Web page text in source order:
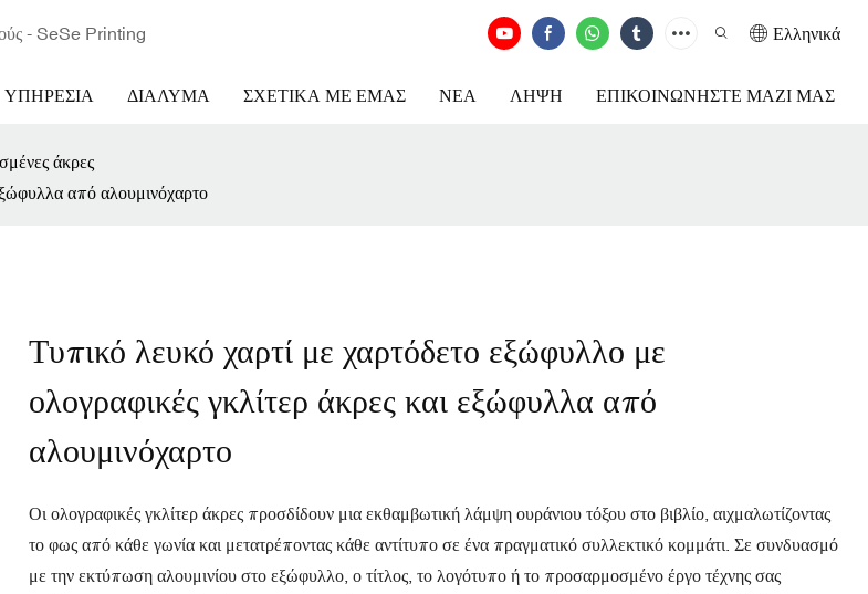
- SeSe Printing Ελληνικά
ΥΠΗΡΕΣΊΑ ΔΙΆΛΥΜΑ ΣΧΕΤΙΚΆ ΜΕ ΕΜΆΣ ΝΈΑ ΛΉΨΗ ΕΠΙΚΟΙΝΩΝΉΣΤΕ ΜΑΖΊ ΜΑΣ
άκρες
από αλουμινόχαρτο
Τυπικό λευκό χαρτί με χαρτόδετο εξώφυλλο με
ολογραφικές γκλίτερ άκρες και εξώφυλλα από
αλουμινόχαρτο
Οι ολογραφικές γκλίτερ άκρες προσδίδουν μια εκθαμβωτική λάμψη ουράνιου τόξου στο βιβλίο, αιχμαλωτίζοντας
το φως από κάθε γωνία και μετατρέποντας κάθε αντίτυπο σε ένα πραγματικό συλλεκτικό κομμάτι. Σε συνδυασμό
με την εκτύπωση αλουμινίου στο εξώφυλλο, ο τίτλος, το λογότυπο ή το προσαρμοσμένο έργο τέχνης σας